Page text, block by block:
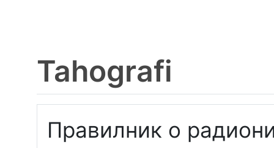
Tahografi
Правилник о